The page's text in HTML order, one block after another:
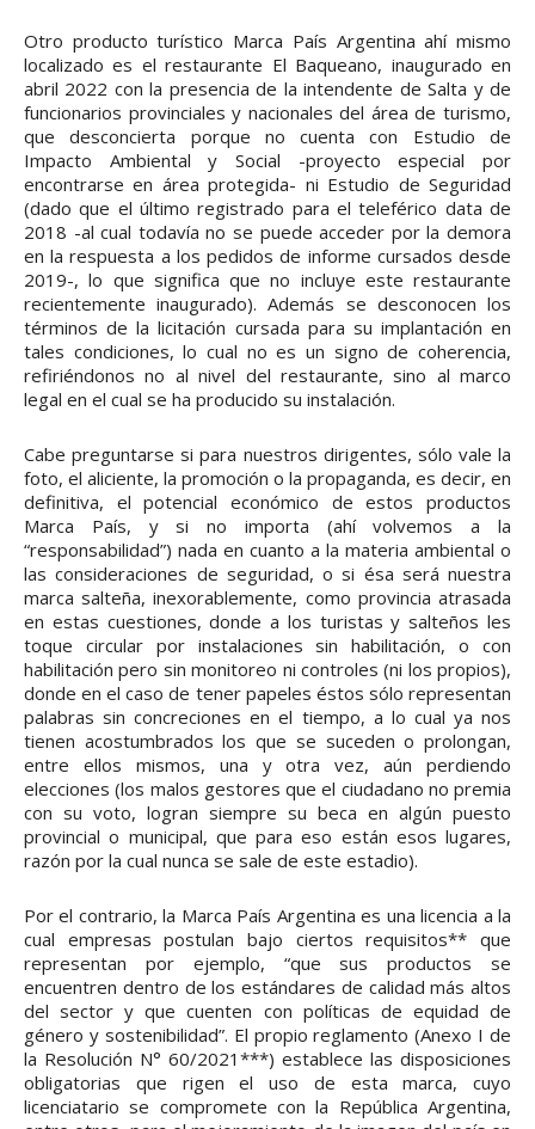
Otro producto turístico Marca País Argentina ahí mismo
localizado es el restaurante El Baqueano, inaugurado en
abril 2022 con la presencia de la intendente de Salta y de
funcionarios provinciales y nacionales del área de turismo,
que desconcierta porque no cuenta con Estudio de
Impacto Ambiental y Social -proyecto especial por
encontrarse en área protegida- ni Estudio de Seguridad
(dado que el último registrado para el teleférico data de
2018 -al cual todavía no se puede acceder por la demora
en la respuesta a los pedidos de informe cursados desde
2019-, lo que significa que no incluye este restaurante
recientemente inaugurado). Además se desconocen los
términos de la licitación cursada para su implantación en
tales condiciones, lo cual no es un signo de coherencia,
refiriéndonos no al nivel del restaurante, sino al marco
legal en el cual se ha producido su instalación.
Cabe preguntarse si para nuestros dirigentes, sólo vale la
foto, el aliciente, la promoción o la propaganda, es decir, en
definitiva, el potencial económico de estos productos
Marca País, y si no importa (ahí volvemos a la
“responsabilidad”) nada en cuanto a la materia ambiental o
las consideraciones de seguridad, o si ésa será nuestra
marca salteña, inexorablemente, como provincia atrasada
en estas cuestiones, donde a los turistas y salteños les
toque circular por instalaciones sin habilitación, o con
habilitación pero sin monitoreo ni controles (ni los propios),
donde en el caso de tener papeles éstos sólo representan
palabras sin concreciones en el tiempo, a lo cual ya nos
tienen acostumbrados los que se suceden o prolongan,
entre ellos mismos, una y otra vez, aún perdiendo
elecciones (los malos gestores que el ciudadano no premia
con su voto, logran siempre su beca en algún puesto
provincial o municipal, que para eso están esos lugares,
razón por la cual nunca se sale de este estadio).
Por el contrario, la Marca País Argentina es una licencia a la
cual empresas postulan bajo ciertos requisitos** que
representan por ejemplo, “que sus productos se
encuentren dentro de los estándares de calidad más altos
del sector y que cuenten con políticas de equidad de
género y sostenibilidad”. El propio reglamento (Anexo I de
la Resolución N° 60/2021***) establece las disposiciones
obligatorias que rigen el uso de esta marca, cuyo
licenciatario se compromete con la República Argentina,